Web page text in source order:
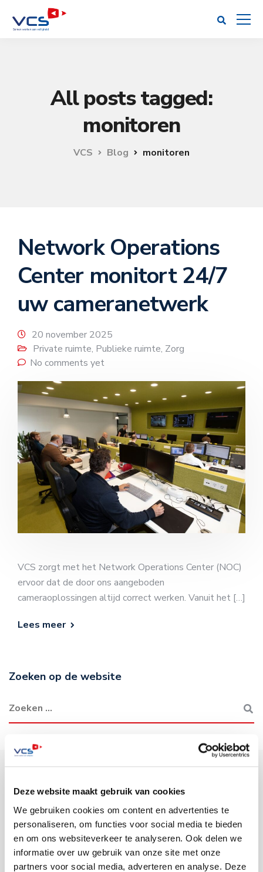
Deze website maakt gebruik van cookies
We gebruiken cookies om content en advertenties te
personaliseren, om functies voor social media te bieden
en om ons websiteverkeer te analyseren. Ook delen we
informatie over uw gebruik van onze site met onze
partners voor social media, adverteren en analyse. Deze
All posts tagged:
monitoren
VCS Blog monitoren
Network Operations
Center monitort 24/7
uw cameranetwerk
20 november 2025
Private ruimte, Publieke ruimte, Zorg
No comments yet
VCS zorgt met het Network Operations Center (NOC)
ervoor dat de door ons aangeboden
cameraoplossingen altijd correct werken. Vanuit het […]
Lees meer
Zoeken op de website
Sectoren
Gemeenten